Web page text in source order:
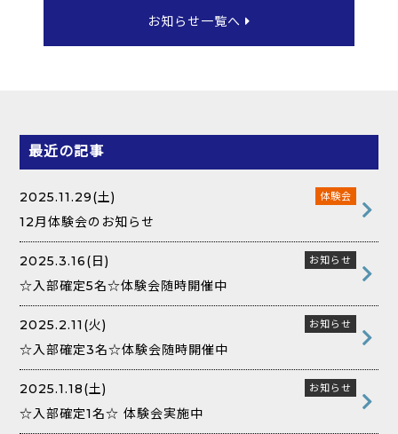
お知らせ一覧へ
最近の記事
2025.11.29(土) 体験会
12月体験会のお知らせ
2025.3.16(日) お知らせ
☆入部確定5名☆体験会随時開催中
2025.2.11(火) お知らせ
☆入部確定3名☆体験会随時開催中
2025.1.18(土) お知らせ
☆入部確定1名☆ 体験会実施中